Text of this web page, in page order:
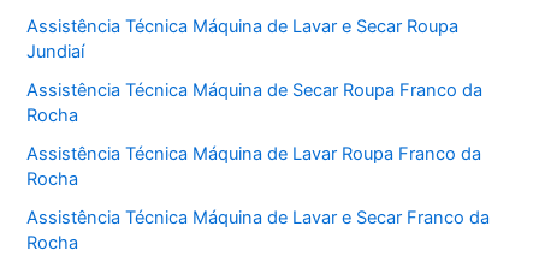
Assistência Técnica Máquina de Lavar e Secar Roupa
Jundiaí
Assistência Técnica Máquina de Secar Roupa Franco da
Rocha
Assistência Técnica Máquina de Lavar Roupa Franco da
Rocha
Assistência Técnica Máquina de Lavar e Secar Franco da
Rocha